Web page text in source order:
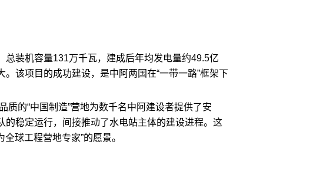
装机容量131万千瓦，建成后年均发电量约49.5亿
该项目的成功建设，是中阿两国在“一带一路”框架下
的“中国制造”营地为数千名中阿建设者提供了安
稳定运行，间接推动了水电站主体的建设进程。这
球工程营地专家”的愿景。